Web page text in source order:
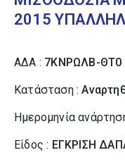
2015
ΑΔΑ : 7ΚΝΡΩΛΒ-ΘΤ0
Κατάσταση :
Ημερομηνία
Είδος : ΕΓΚΡΙΣΗ